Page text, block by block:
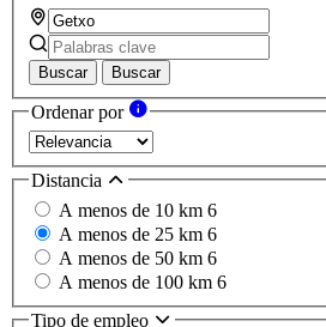
Buscar Buscar
Ordenar por
Distancia
A menos de 10 km 6
A menos de 25 km 6
A menos de 50 km 6
A menos de 100 km 6
Tipo de empleo